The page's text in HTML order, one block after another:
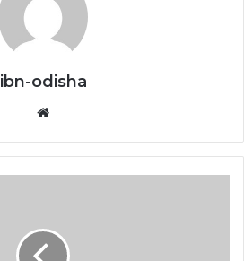
ibn-odisha
Website